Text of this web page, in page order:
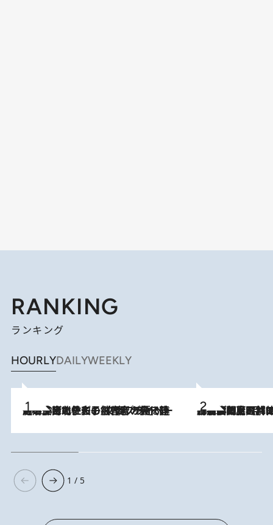
RANKING
ランキング
HOURLYDAILYWEEKLY
2026.8.3
《「文士の子ども被害者の会」発足！》阿川佐和子（72）が語る遠藤周作に北杜夫、劇作家・矢代静一の子どもたちの“文豪プライベート事件簿” 2026.8.8
「最後に見られてよかった」上野動物園の東園パンダ舎が解体前に特別公開。8月16日まで延長されたパネル展と共に辿る“半世紀”のパンダ飼育《解体工事の図面あり》
1 / 5